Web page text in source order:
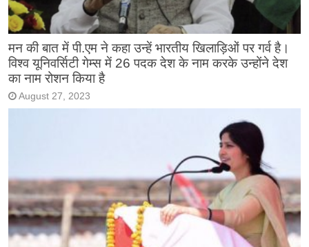
मन की बात में पी.एम ने कहा उन्हें भारतीय खिलाड़िओं पर गर्व है।
विश्व यूनिवर्सिटी गेम्स में 26 पदक देश के नाम करके उन्होंने देश
का नाम रोशन किया है
August 27, 2023